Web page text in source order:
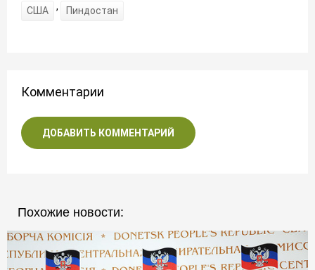
США
, Пиндостан
Комментарии
ДОБАВИТЬ КОММЕНТАРИЙ
Похожие новости: